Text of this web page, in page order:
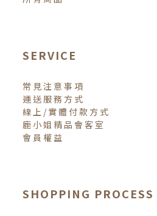
SERVICE
常見注意事項
運送服務方式
線上/實體付款方式
鹿小姐精品會客室
會員權益
SHOPPING PROCESS